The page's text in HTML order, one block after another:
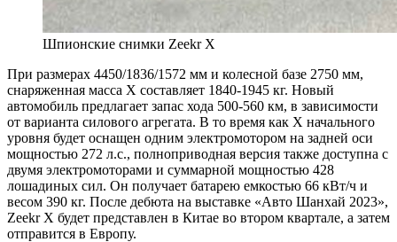
Шпионские снимки Zeekr X
При размерах 4450/1836/1572 мм и колесной базе 2750 мм,
снаряженная масса X составляет 1840-1945 кг. Новый
автомобиль предлагает запас хода 500-560 км, в зависимости
от варианта силового агрегата. В то время как X начального
уровня будет оснащен одним электромотором на задней оси
мощностью 272 л.с., полноприводная версия также доступна с
двумя электромоторами и суммарной мощностью 428
лошадиных сил. Он получает батарею емкостью 66 кВт/ч и
весом 390 кг. После дебюта на выставке «Авто Шанхай 2023»,
Zeekr X будет представлен в Китае во втором квартале, а затем
отправится в Европу.